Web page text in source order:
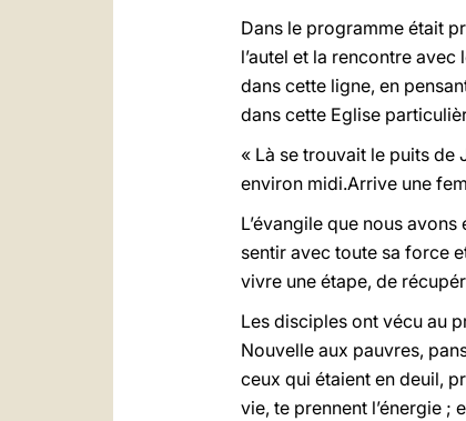
Dans le programme était
l’autel et la rencontre
dans cette ligne, en
dans cette Eglise
« Là se trouvait le puits de
environ midi.Arrive une
L’évangile que nous
sentir avec toute sa force
vivre une étape, de
Les disciples ont vécu au
Nouvelle aux pauvres,
ceux qui étaient en deuil,
vie, te prennent l’énergie